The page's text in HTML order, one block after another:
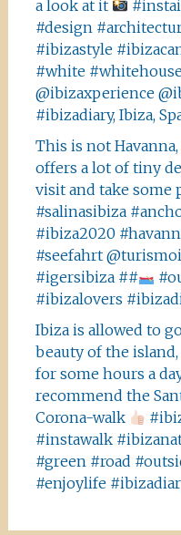
a look at it
#design
#ibizastyle
#white
@ibizaxperience
#ibizadiary, Ibiza,
This is not
offers a lot of tiny
visit and take some
#salinasibiza
#ibiza2020
#seefahrt
#igersibiza ##
#ibizalovers
Ibiza is allowed to
beauty of the
for some hours a
recommend the
Corona-walk
#instawalk
#green #road
#enjoylife